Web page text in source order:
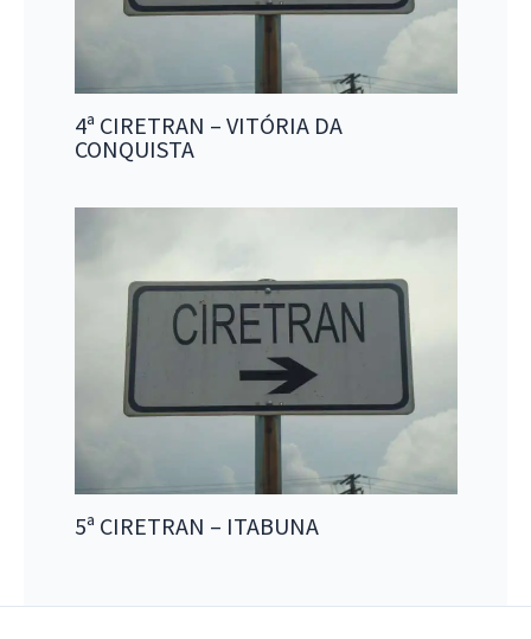
4ª CIRETRAN – VITÓRIA DA
CONQUISTA
5ª CIRETRAN – ITABUNA